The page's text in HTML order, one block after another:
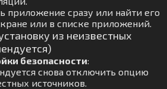
приложение сразу или найти его
или в списке приложений.
из неизвестных
безопасности:
снова отключить опцию
источников.